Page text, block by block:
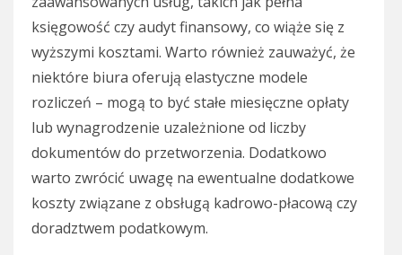
księgowość czy audyt finansowy, co wiąże się z
wyższymi kosztami. Warto również zauważyć, że
niektóre biura oferują elastyczne modele
rozliczeń – mogą to być stałe miesięczne opłaty
lub wynagrodzenie uzależnione od liczby
dokumentów do przetworzenia. Dodatkowo
warto zwrócić uwagę na ewentualne dodatkowe
koszty związane z obsługą kadrowo-płacową czy
doradztwem podatkowym.